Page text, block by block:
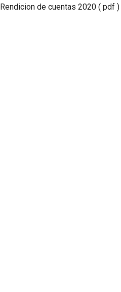
pRendicion de cuentas 2020 ( pdf )